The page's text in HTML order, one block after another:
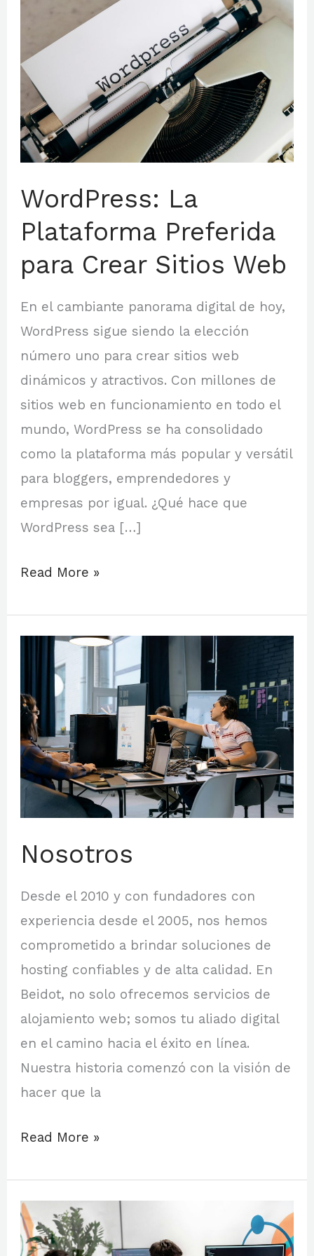
WordPress: La
Plataforma Preferida
para Crear Sitios Web
En el cambiante panorama digital de hoy,
WordPress sigue siendo la elección
número uno para crear sitios web
dinámicos y atractivos. Con millones de
sitios web en funcionamiento en todo el
mundo, WordPress se ha consolidado
como la plataforma más popular y versátil
para bloggers, emprendedores y
empresas por igual. ¿Qué hace que
WordPress sea […]
Plataforma
Preferida
para
Crear
Sitios
Web
Read More »
Nosotros
Desde el 2010 y con fundadores con
experiencia desde el 2005, nos hemos
comprometido a brindar soluciones de
hosting confiables y de alta calidad. En
Beidot, no solo ofrecemos servicios de
alojamiento web; somos tu aliado digital
en el camino hacia el éxito en línea.
Nuestra historia comenzó con la visión de
hacer que la
Nosotros
Read More »
Web
Hosting